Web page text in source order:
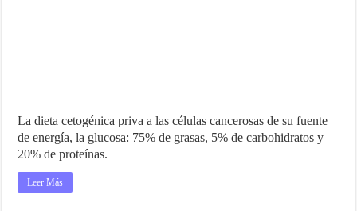
La dieta cetogénica priva a las células cancerosas de su fuente
de energía, la glucosa: 75% de grasas, 5% de carbohidratos y
20% de proteínas.
Leer Más